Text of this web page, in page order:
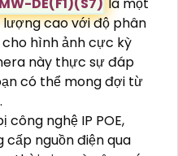
lượng cao với độ phân
cho hình ảnh cực kỳ
này thực sự đáp
có thể mong đợi từ
nghệ IP POE,
cấp nguồn điện qua